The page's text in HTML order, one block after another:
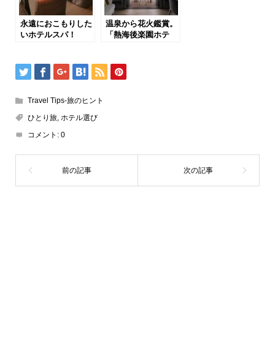
永遠におこもりした
いホテルスパ！
阪38F
温泉から花火鑑賞。
「熱海後楽園ホテ
後楽園」宿泊記
Travel Tips-旅のヒント
ひとり旅, ホテル選び
コメント: 0